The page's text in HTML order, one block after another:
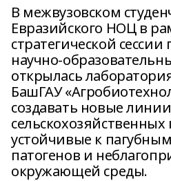
В межвузовском
Евразийского НОЦ в
стратегической
научно-
открылась
БашГАУ
создавать новые
сельскохозяйственных
устойчивые к
патогенов и
окружающей среды.